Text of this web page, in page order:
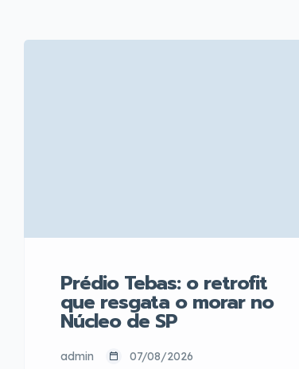
Prédio Tebas: o retrofit
que resgata o morar no
Núcleo de SP
admin 07/08/2026